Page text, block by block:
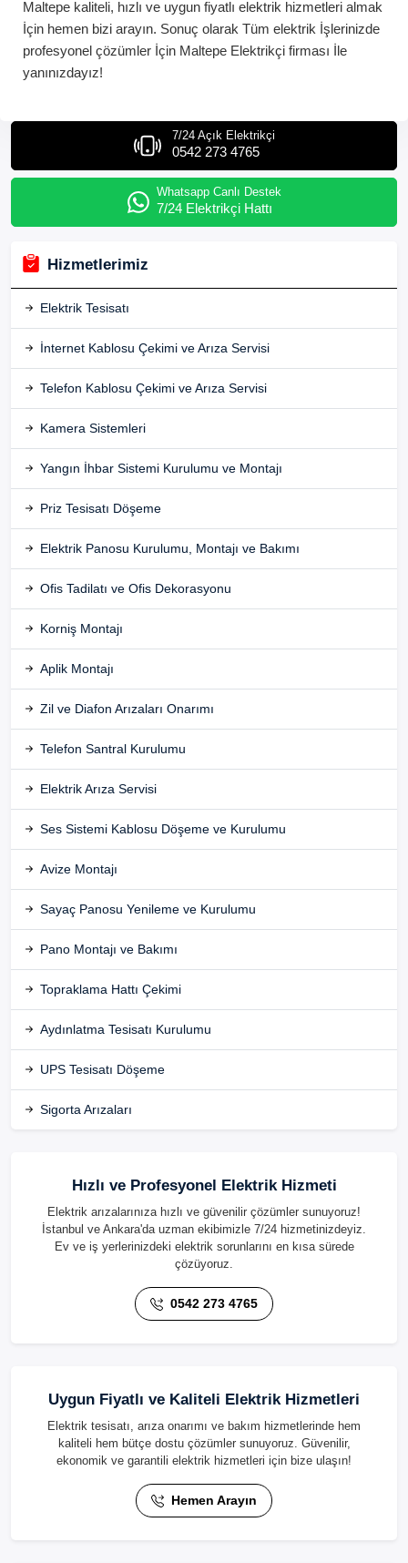
Maltepe kaliteli, hızlı ve uygun fiyatlı elektrik hizmetleri almak
İçin hemen bizi arayın. Sonuç olarak Tüm elektrik İşlerinizde
profesyonel çözümler İçin Maltepe Elektrikçi firması İle
yanınızdayız!
7/24 Açık Elektrikçi
0542 273 4765
Whatsapp Canlı Destek
7/24 Elektrikçi Hattı
Hizmetlerimiz
Elektrik Tesisatı
İnternet Kablosu Çekimi ve Arıza Servisi
Telefon Kablosu Çekimi ve Arıza Servisi
Kamera Sistemleri
Yangın İhbar Sistemi Kurulumu ve Montajı
Priz Tesisatı Döşeme
Elektrik Panosu Kurulumu, Montajı ve Bakımı
Ofis Tadilatı ve Ofis Dekorasyonu
Korniş Montajı
Aplik Montajı
Zil ve Diafon Arızaları Onarımı
Telefon Santral Kurulumu
Elektrik Arıza Servisi
Ses Sistemi Kablosu Döşeme ve Kurulumu
Avize Montajı
Sayaç Panosu Yenileme ve Kurulumu
Pano Montajı ve Bakımı
Topraklama Hattı Çekimi
Aydınlatma Tesisatı Kurulumu
UPS Tesisatı Döşeme
Sigorta Arızaları
Hızlı ve Profesyonel Elektrik Hizmeti
Elektrik arızalarınıza hızlı ve güvenilir çözümler sunuyoruz!
İstanbul ve Ankara'da uzman ekibimizle 7/24 hizmetinizdeyiz.
Ev ve iş yerlerinizdeki elektrik sorunlarını en kısa sürede
çözüyoruz.
0542 273 4765
Uygun Fiyatlı ve Kaliteli Elektrik Hizmetleri
Elektrik tesisatı, arıza onarımı ve bakım hizmetlerinde hem
kaliteli hem bütçe dostu çözümler sunuyoruz. Güvenilir,
ekonomik ve garantili elektrik hizmetleri için bize ulaşın!
Hemen Arayın